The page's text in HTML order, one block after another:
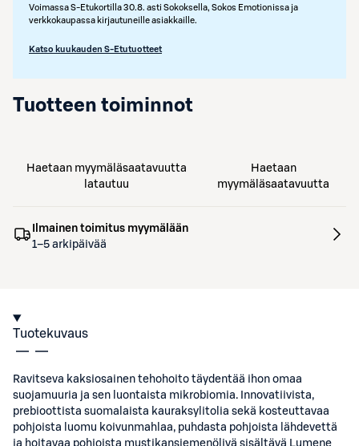
Voimassa S-Etukortilla 30.8. asti Sokoksella, Sokos Emotionissa ja
verkkokaupassa kirjautuneille asiakkaille.
Katso kuukauden S-Etutuotteet
Tuotteen toiminnot
Haetaan myymäläsaatavuutta
latautuu
Haetaan
myymäläsaatavuutta
Ilmainen toimitus myymälään
1–5 arkipäivää
Tuotekuvaus
Ravitseva kaksiosainen tehohoito täydentää ihon omaa
suojamuuria ja sen luontaista mikrobiomia. Innovatiivista,
prebioottista suomalaista kauraksylitolia sekä kosteuttavaa
pohjoista luomu koivunmahlaa, puhdasta pohjoista lähdevettä
ja hoitavaa pohjoista mustikansiemenöljyä sisältävä Lumene